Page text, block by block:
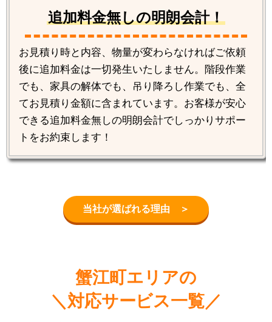
追加料金無しの明朗会計！
お見積り時と内容、物量が変わらなければご依頼
後に追加料金は一切発生いたしません。階段作業
でも、家具の解体でも、吊り降ろし作業でも、全
てお見積り金額に含まれています。お客様が安心
できる追加料金無しの明朗会計でしっかりサポー
トをお約束します！
当社が選ばれる理由 ＞
蟹江町エリアの
＼対応サービス一覧／